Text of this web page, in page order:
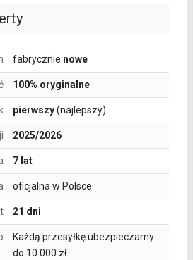
fabrycznie nowe
100% oryginalne
pierwszy(najlepszy)
2025/2026
7 lat
oficjalna w Polsce
21 dni
Każdą przesyłkę ubezpieczamy
do 10 000 zł